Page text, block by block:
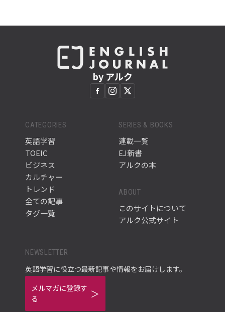
by アルク
CATEGORIES
英語学習
TOEIC
ビジネス
カルチャー
トレンド
全ての記事
タグ一覧
SERIES & BOOKS
連載一覧
EJ新書
アルクの本
ABOUT
このサイトについて
アルク公式サイト
NEWSLETTER
英語学習に役立つ最新記事や情報をお届けします。
メルマガに登録す
る